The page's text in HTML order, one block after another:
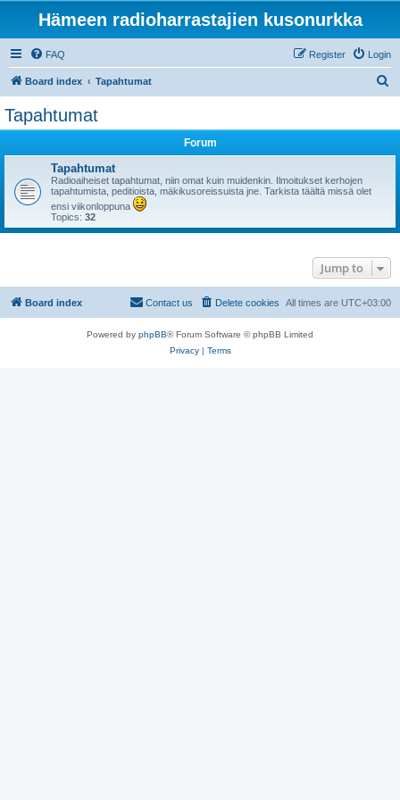
Hämeen radioharrastajien kusonurkka
FAQ Login
Register
Board index Tapahtumat
Tapahtumat
Forum
Tapahtumat
Radioaiheiset tapahtumat, niin omat kuin muidenkin. Ilmoitukset kerhojen
tapahtumista, peditioista, mäkikusoreissuista jne. Tarkista täältä missä olet
ensi viikonloppuna
Topics: 32
Jump to
Board index All times are UTC+03:00
Delete cookies
Contact us
Powered by phpBB® Forum Software © phpBB Limited
Privacy| Terms